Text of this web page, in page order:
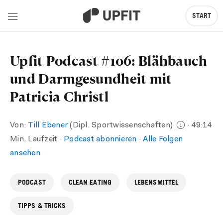
Upfit Podcast #106: Blähbauch
und Darmgesundheit mit
Patricia Christl
Von: Till Ebener(Dipl. Sportwissenschaften)
· 49:14
Min. Laufzeit · Podcast abonnieren ·Alle Folgen
ansehen
PODCAST CLEAN EATING LEBENSMITTEL
TIPPS & TRICKS
START